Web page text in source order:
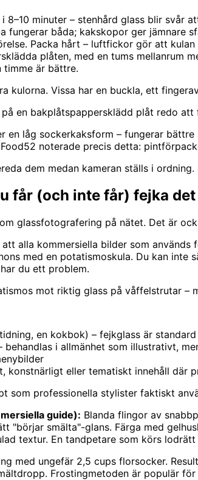
8–10 minuter – stenhård glass blir svår
fungerar båda; kakskopor ger jämnare
Packa hårt – luftfickor gör att
plåten, med en tums mellanrum
timme är bättre.
kulorna. Vissa har en buckla, ett
en bakplåtspappersklädd plåt redo att
låg sockerkaksform – fungerar
noterade precis detta:
dem medan kameran ställs i
får (och inte får) fejka det
glassfotografering på nätet. Det är
att alla kommersiella bilder som används
med en potatismoskula. Du kan
du ett problem.
mot riktig glass på våffelstrutar –
en kokbok) – fejkglass är standard
behandlas i allmänhet som illustrativt,
konstnärligt eller tematiskt innehåll där
som professionella stylister faktiskt
guide): Blanda flingor av
"börjar smälta"-glans. Färga med
textur. En tandpetare som körs
med ungefär 2,5 cups florsocker.
Frostingmetoden är populär